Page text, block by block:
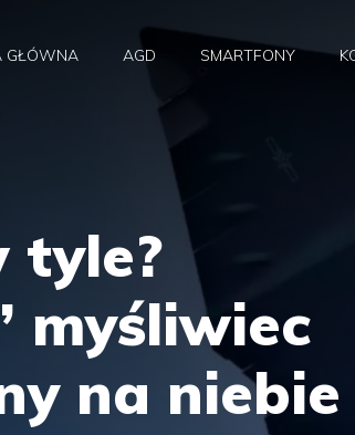
GŁÓWNA AGD SMARTFONY
tyle?
myśliwiec
na niebie